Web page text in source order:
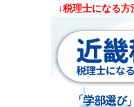
↓税理士になる